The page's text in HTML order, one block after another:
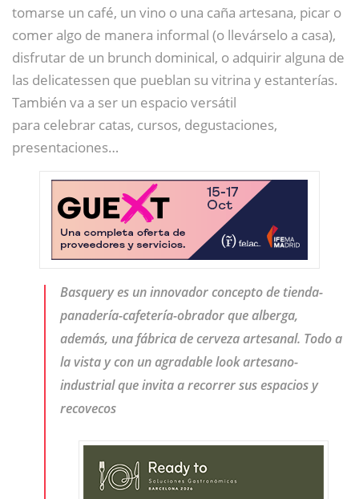
tomarse un café, un vino o una caña artesana, picar o
comer algo de manera informal (o llevárselo a casa),
disfrutar de un brunch dominical, o adquirir alguna de
las delicatessen que pueblan su vitrina y estanterías.
También va a ser un espacio versátil
para celebrar catas, cursos, degustaciones,
presentaciones…
Basquery es un innovador concepto de tienda-
panadería-cafetería-obrador que alberga,
además, una fábrica de cerveza artesanal. Todo a
la vista y con un agradable look artesano-
industrial que invita a recorrer sus espacios y
recovecos